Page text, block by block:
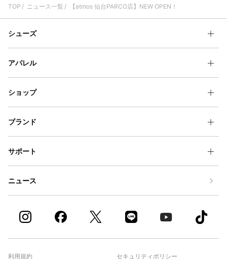
TOP ニュース一覧 【atmos 仙台PARCO店】NEW OPEN！
シューズ
アパレル
ショップ
ブランド
サポート
ニュース
利用規約 セキュリティポリシー